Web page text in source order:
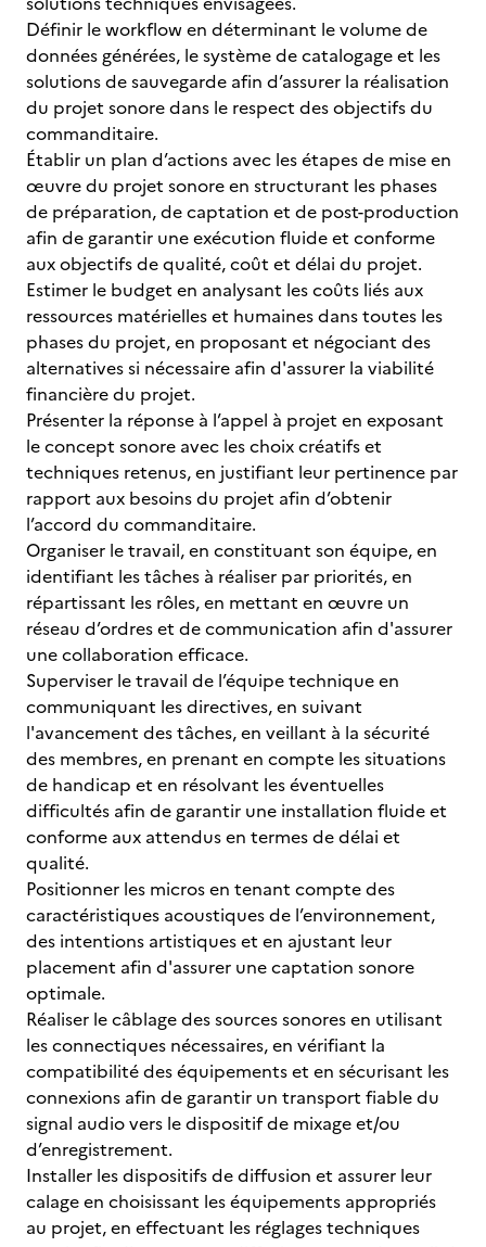
Définir le workflow en déterminant le volume de
données générées, le système de catalogage et les
solutions de sauvegarde afin d’assurer la réalisation
du projet sonore dans le respect des objectifs du
commanditaire.
Établir un plan d’actions avec les étapes de mise en
œuvre du projet sonore en structurant les phases
de préparation, de captation et de post-production
afin de garantir une exécution fluide et conforme
aux objectifs de qualité, coût et délai du projet.
Estimer le budget en analysant les coûts liés aux
ressources matérielles et humaines dans toutes les
phases du projet, en proposant et négociant des
alternatives si nécessaire afin d'assurer la viabilité
financière du projet.
Présenter la réponse à l’appel à projet en exposant
le concept sonore avec les choix créatifs et
techniques retenus, en justifiant leur pertinence par
rapport aux besoins du projet afin d’obtenir
l’accord du commanditaire.
Organiser le travail, en constituant son équipe, en
identifiant les tâches à réaliser par priorités, en
répartissant les rôles, en mettant en œuvre un
réseau d’ordres et de communication afin d'assurer
une collaboration efficace.
Superviser le travail de l’équipe technique en
communiquant les directives, en suivant
l'avancement des tâches, en veillant à la sécurité
des membres, en prenant en compte les situations
de handicap et en résolvant les éventuelles
difficultés afin de garantir une installation fluide et
conforme aux attendus en termes de délai et
qualité.
Positionner les micros en tenant compte des
caractéristiques acoustiques de l’environnement,
des intentions artistiques et en ajustant leur
placement afin d'assurer une captation sonore
optimale.
Réaliser le câblage des sources sonores en utilisant
les connectiques nécessaires, en vérifiant la
compatibilité des équipements et en sécurisant les
connexions afin de garantir un transport fiable du
signal audio vers le dispositif de mixage et/ou
d’enregistrement.
Installer les dispositifs de diffusion et assurer leur
calage en choisissant les équipements appropriés
au projet, en effectuant les réglages techniques